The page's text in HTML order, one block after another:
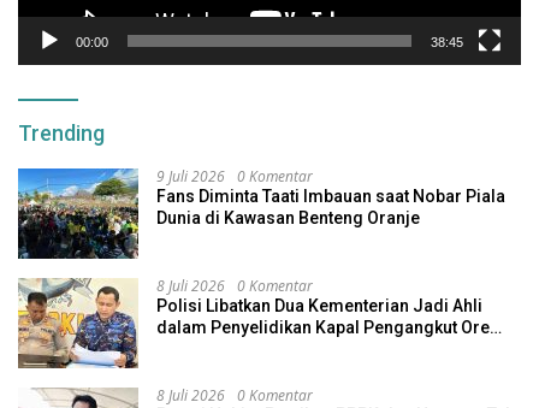
00:00 38:45
Trending
9 Juli 2026 0 Komentar
Fans Diminta Taati Imbauan saat Nobar Piala
Dunia di Kawasan Benteng Oranje
8 Juli 2026 0 Komentar
Polisi Libatkan Dua Kementerian Jadi Ahli
dalam Penyelidikan Kapal Pengangkut Ore
8 Juli 2026 0 Komentar